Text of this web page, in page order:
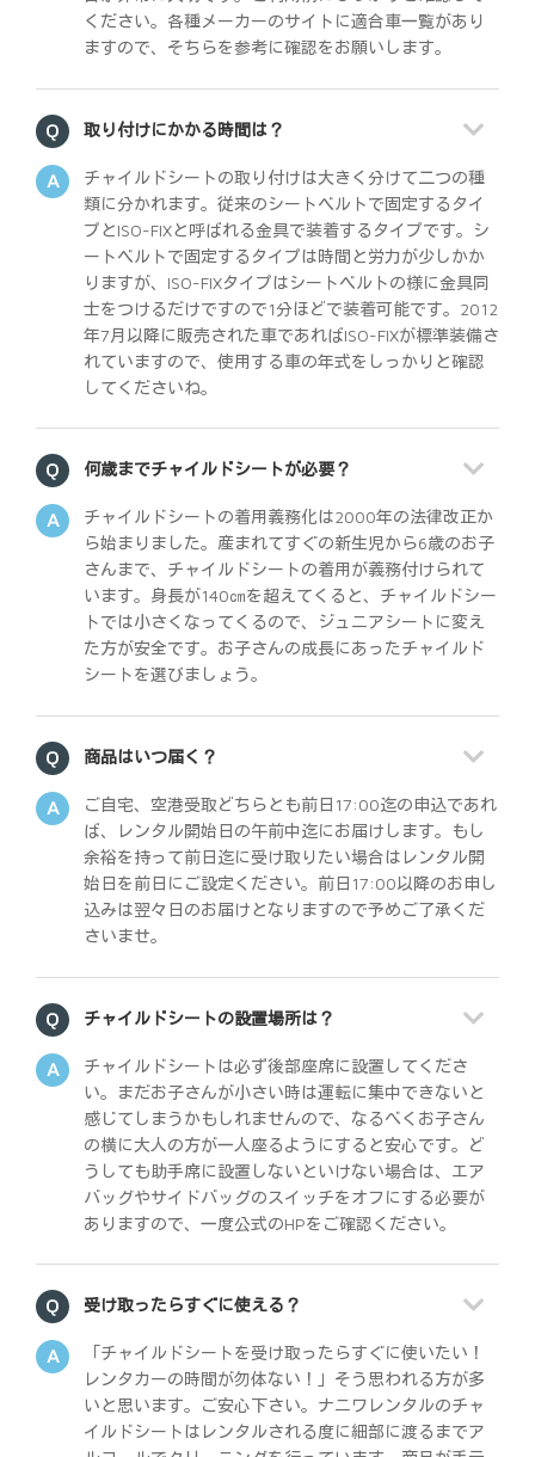
ください。各種メーカーのサイトに適合車一覧があり
ますので、そちらを参考に確認をお願いします。
取り付けにかかる時間は？
チャイルドシートの取り付けは大きく分けて二つの種
類に分かれます。従来のシートベルトで固定するタイ
プとISO-FIXと呼ばれる金具で装着するタイプです。シ
ートベルトで固定するタイプは時間と労力が少しかか
りますが、ISO-FIXタイプはシートベルトの様に金具同
士をつけるだけですので1分ほどで装着可能です。2012
年7月以降に販売された車であればISO-FIXが標準装備さ
れていますので、使用する車の年式をしっかりと確認
してくださいね。
何歳までチャイルドシートが必要？
チャイルドシートの着用義務化は2000年の法律改正か
ら始まりました。産まれてすぐの新生児から6歳のお子
さんまで、チャイルドシートの着用が義務付けられて
います。身長が140㎝を超えてくると、チャイルドシー
トでは小さくなってくるので、ジュニアシートに変え
た方が安全です。お子さんの成長にあったチャイルド
シートを選びましょう。
商品はいつ届く？
ご自宅、空港受取どちらとも前日17:00迄の申込であれ
ば、レンタル開始日の午前中迄にお届けします。もし
余裕を持って前日迄に受け取りたい場合はレンタル開
始日を前日にご設定ください。前日17:00以降のお申し
込みは翌々日のお届けとなりますので予めご了承くだ
さいませ。
チャイルドシートの設置場所は？
チャイルドシートは必ず後部座席に設置してくださ
い。まだお子さんが小さい時は運転に集中できないと
感じてしまうかもしれませんので、なるべくお子さん
の横に大人の方が一人座るようにすると安心です。ど
うしても助手席に設置しないといけない場合は、エア
バッグやサイドバッグのスイッチをオフにする必要が
ありますので、一度公式のHPをご確認ください。
受け取ったらすぐに使える？
「チャイルドシートを受け取ったらすぐに使いたい！
レンタカーの時間が勿体ない！」そう思われる方が多
いと思います。ご安心下さい。ナニワレンタルのチャ
イルドシートはレンタルされる度に細部に渡るまでア